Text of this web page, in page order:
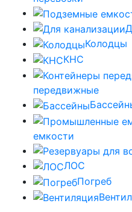
Колодцы
КНС
передвижные
емкости
ЛОС
Погреб